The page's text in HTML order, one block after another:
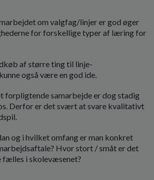
om valgfag/linjer er god øger
for forskellige typer af læring for
af større ting til linje-
også være en god ide.
forpligtende samarbejde er dog stadig
Derfor er det svært at svare kvalitativt
og i hvilket omfang er man konkret
Hvor stort / småt er det
fælles i skolevæsenet?